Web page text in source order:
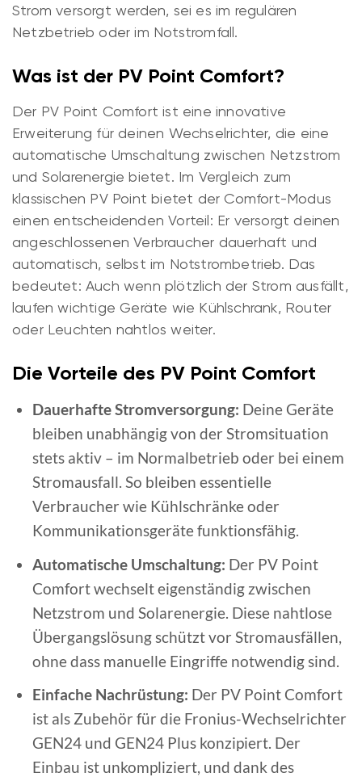
Strom versorgt werden, sei es im regulären
Netzbetrieb oder im Notstromfall.
Was ist der PV Point Comfort?
Der PV Point Comfort ist eine innovative
Erweiterung für deinen Wechselrichter, die eine
automatische Umschaltung zwischen Netzstrom
und Solarenergie bietet. Im Vergleich zum
klassischen PV Point bietet der Comfort-Modus
einen entscheidenden Vorteil: Er versorgt deinen
angeschlossenen Verbraucher dauerhaft und
automatisch, selbst im Notstrombetrieb. Das
bedeutet: Auch wenn plötzlich der Strom ausfällt,
laufen wichtige Geräte wie Kühlschrank, Router
oder Leuchten nahtlos weiter.
Die Vorteile des PV Point Comfort
Dauerhafte Stromversorgung: Deine Geräte
bleiben unabhängig von der Stromsituation
stets aktiv – im Normalbetrieb oder bei einem
Stromausfall. So bleiben essentielle
Verbraucher wie Kühlschränke oder
Kommunikationsgeräte funktionsfähig.
Automatische Umschaltung: Der PV Point
Comfort wechselt eigenständig zwischen
Netzstrom und Solarenergie. Diese nahtlose
Übergangslösung schützt vor Stromausfällen,
ohne dass manuelle Eingriffe notwendig sind.
Einfache Nachrüstung: Der PV Point Comfort
ist als Zubehör für die Fronius-Wechselrichter
GEN24 und GEN24 Plus konzipiert. Der
Einbau ist unkompliziert, und dank des